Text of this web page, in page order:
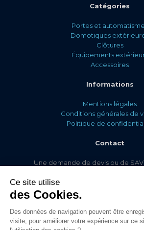
Catégories
Portes et
Domotiques
Clôtures
Équipements
Accessoires
Informations
Mentions légales
Conditions générales de
Politique de
Contact
Une demande de devis ou de
© Comaferm 2022. Tous droits réservés.
Ce site utilise
des Cookies.
Des données de navigation peuvent être
visite, pour améliorer votre expérience sur ce